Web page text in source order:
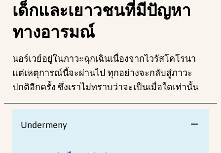
เด็กและเยาวชนที่มีปัญหา
ทางอารมณ์
นอร์เวย์อยู่ในภาวะฉุกเฉินเนื่องจากไวรัสโคโรนา
แต่เหตุการณ์นี้จะผ่านไป ทุกอย่างจะกลับสู่ภาวะ
ปกติอีกครั้ง ซึ่งเราไม่ทราบว่าจะเป็นเมื่อใดเท่านั้น
Undermeny